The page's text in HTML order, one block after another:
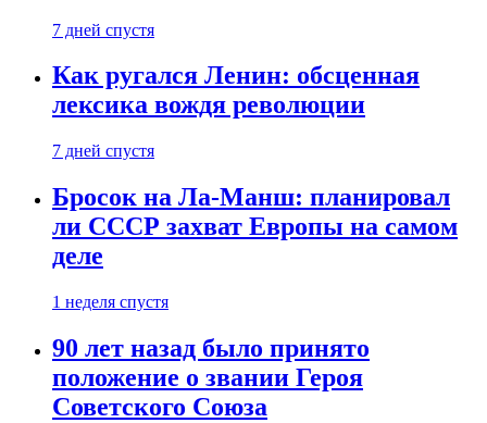
7 дней спустя
Как ругался Ленин: обсценная
лексика вождя революции
7 дней спустя
Бросок на Ла-Манш: планировал
ли СССР захват Европы на самом
деле
1 неделя спустя
90 лет назад было принято
положение о звании Героя
Советского Союза